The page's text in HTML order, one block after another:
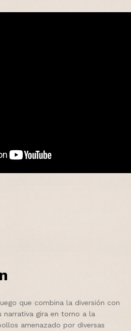
que combina la diversión con
narrativa gira en torno a la
amenazado por diversas